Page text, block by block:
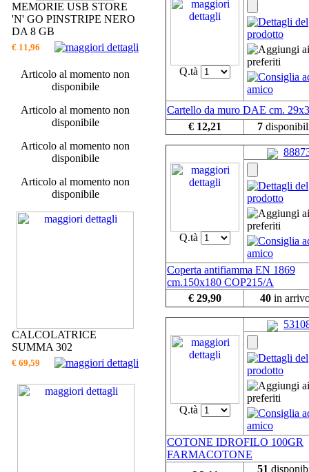
MEMORIE USB STORE
'N' GO PINSTRIPE NERO
DA 8 GB
€ 11,96
Articolo al momento non
disponibile
Articolo al momento non
disponibile
Articolo al momento non
disponibile
Articolo al momento non
disponibile
CALCOLATRICE
SUMMA 302
€ 69,59
Q.tà
Cartello da muro DAE cm.
€ 12,21
7
Q.tà
Coperta antifiamma EN 1869
cm.150x180 COP215/A
€ 29,90
40 in
Q.tà
COTONE IDROFILO 100GR
FARMACOTONE
51